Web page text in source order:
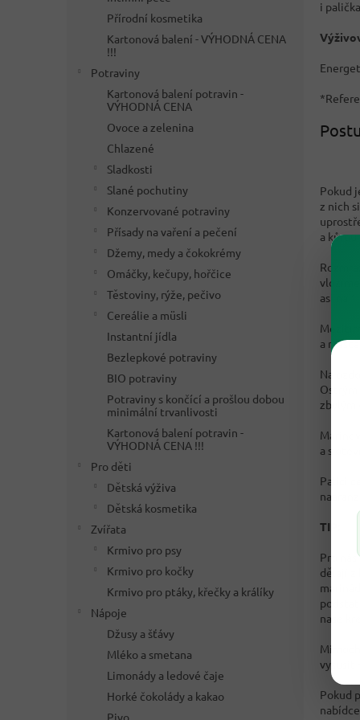
Přírodní kosmetika
Kartonová balení - VÝHODNÁ CENA
!!!
Potraviny
Kartonová balení potravin -
VÝHODNÁ CENA
Ovoce a zelenina
Chlazené
Sladkosti
Slané pochutiny
Konzervované potraviny
Přísady na vaření a pečení
Džemy, medy a čokokrémy
Omáčky, kečupy, hořčice
Těstoviny, rýže, pečivo
Cereálie a müsli
Instantní jídla
Bezlepkové potraviny
BIO potraviny
Potraviny s končící a prošlou dobou
minimální trvanlivosti
Kartonová balení potravin -
VÝHODNÁ CENA !!!
Pro děti
Dětská výživa
Dětská kosmetika
Zvířata
Krmivo pro psy
Krmivo pro kočky
Krmivo pro ptáky, křečky a králíky
Nápoje
Džusy a šťávy
Mléko a smetana
Limonády a ledové čaje
Horké čokolády a kakao
Pivo
i
Pokud
z nich
a
asi na
a
Na
zbylým
a s
Palici
TIP:
Pro
dělají z
naše
vysušit
Pokud